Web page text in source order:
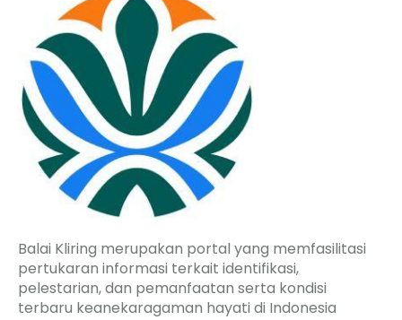
Balai Kliring merupakan portal yang memfasilitasi
pertukaran informasi terkait identifikasi,
pelestarian, dan pemanfaatan serta kondisi
terbaru keanekaragaman hayati di Indonesia